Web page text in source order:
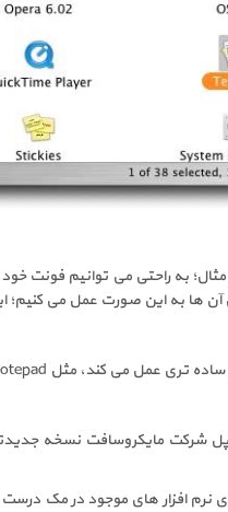
مثال؛ به راحتی می توانیم فونت
آن ها به این صورت عمل می کنیم؛
ساده تری عمل می کند، مثل
افزار های موجود در مک درست